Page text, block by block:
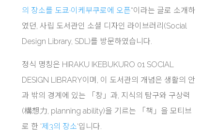
의 장소를 도쿄·이케부쿠로에 오픈“이라는 글로 소개하
였던, 사립 도서관인 소셜 디자인 라이브러리(Social
Design Library, SDL)를 방문하였습니다.
정식 명칭은 HIRAKU IKEBUKURO 01 SOCIAL
DESIGN LIBRARY이며, 이 도서관의 개념은 생활의 안
과 밖의 경계에 있는 「창」과, 지식의 탐구와 구상력
(構想力, planning ability)을 기르는 「책」을 모티브
로 한 ‘제3의 장소‘입니다.